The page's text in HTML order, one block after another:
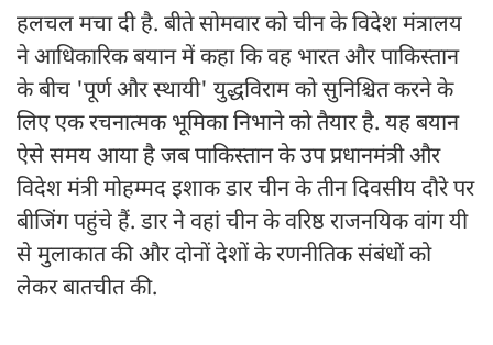
हलचल मचा दी है. बीते सोमवार को चीन के विदेश मंत्रालय
ने आधिकारिक बयान में कहा कि वह भारत और पाकिस्तान
के बीच 'पूर्ण और स्थायी' युद्धविराम को सुनिश्चित करने के
लिए एक रचनात्मक भूमिका निभाने को तैयार है. यह बयान
ऐसे समय आया है जब पाकिस्तान के उप प्रधानमंत्री और
विदेश मंत्री मोहम्मद इशाक डार चीन के तीन दिवसीय दौरे पर
बीजिंग पहुंचे हैं. डार ने वहां चीन के वरिष्ठ राजनयिक वांग यी
से मुलाकात की और दोनों देशों के रणनीतिक संबंधों को
लेकर बातचीत की.